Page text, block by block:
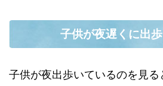
子供が夜遅くに出
子供が夜出歩いているのを見る